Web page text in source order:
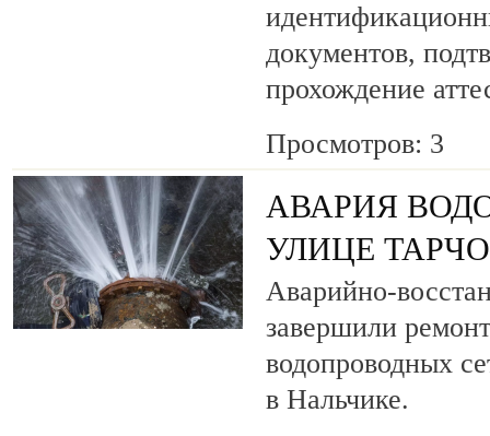
документов,
прохождение
Просмотров: 3
АВАРИЯ
УЛИЦЕ
Аварийно-
завершили
водопроводных
в Нальчике.